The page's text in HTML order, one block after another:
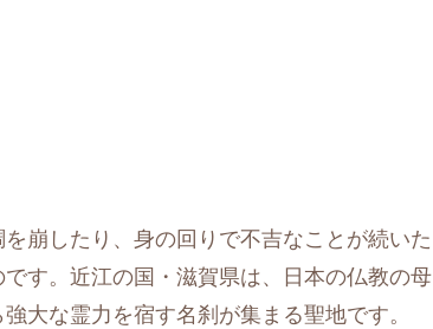
崩したり、身の回りで不吉なことが続いた
す。近江の国・滋賀県は、日本の仏教の母
大な霊力を宿す名刹が集まる聖地です。